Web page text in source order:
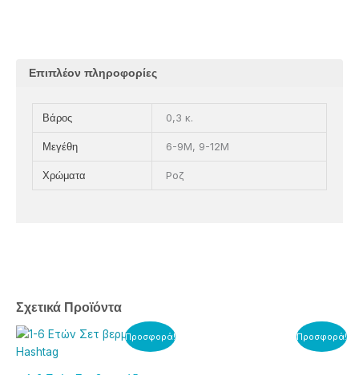
Σχετικά Προϊόντα
Προσφορά!
Original
Η
τρέχουσα
Αυτό
το
Προσφορά!
τρέχουσα
Επιπλέον πληροφορίες
Βάρος 0,3 κ.
Μεγέθη 6-9M, 9-12M
Χρώματα Ροζ